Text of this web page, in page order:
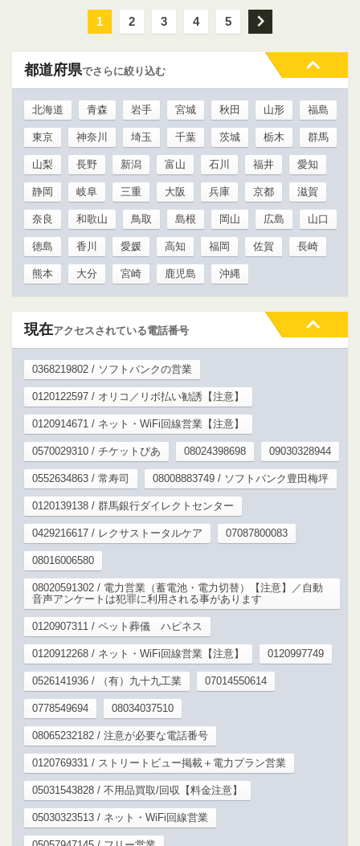
1 2 3 4 5 次
都道府県でさらに絞り込む
北海道 青森 岩手 宮城 秋田 山形 福島
東京 神奈川 埼玉 千葉 茨城 栃木 群馬
山梨 長野 新潟 富山 石川 福井 愛知
静岡 岐阜 三重 大阪 兵庫 京都 滋賀
奈良 和歌山 鳥取 島根 岡山 広島 山口
徳島 香川 愛媛 高知 福岡 佐賀 長崎
熊本 大分 宮崎 鹿児島 沖縄
現在アクセスされている電話番号
0368219802 / ソフトバンクの営業
0120122597 / オリコ／リボ払い勧誘【注意】
0120914671 / ネット・WiFi回線営業【注意】
0570029310 / チケットぴあ 08024398698 09030328944
0552634863 / 常寿司 08008883749 / ソフトバンク豊田梅坪
0120139138 / 群馬銀行ダイレクトセンター
0429216617 / レクサストータルケア 07087800083
08016006580
08020591302 / 電力営業（蓄電池・電力切替）【注意】／自動
音声アンケートは犯罪に利用される事があります
0120907311 / ペット葬儀 ハピネス
0120912268 / ネット・WiFi回線営業【注意】 0120997749
0526141936 / （有）九十九工業 07014550614
0778549694 08034037510
08065232182 / 注意が必要な電話番号
0120769331 / ストリートビュー掲載＋電力プラン営業
05031543828 / 不用品買取/回収【料金注意】
05030323513 / ネット・WiFi回線営業